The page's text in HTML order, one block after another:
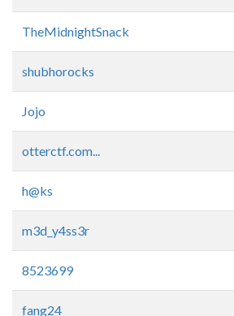
TheMidnightSnack
shubhorocks
Jojo
otterctf.com...
h@ks
m3d_y4ss3r
8523699
fang24